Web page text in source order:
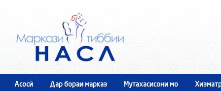
Асосӣ Дар бораи марказ Мутахасисони мо